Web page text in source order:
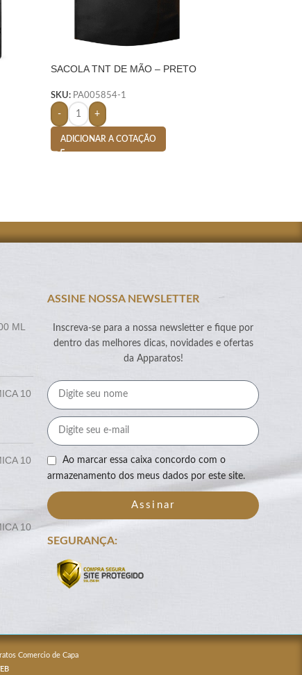
SACOLA TNT DE MÃO – PRETO
SKU: PA005854-1
- +
ADICIONAR A COTAÇÃO
ML
10
10
10
ASSINE NOSSA NEWSLETTER
Inscreva-se para a nossa newsletter e fique por
dentro das melhores dicas, novidades e ofertas
da Apparatos!
Ao marcar essa caixa concordo com o
armazenamento dos meus dados por este site.
Assinar
SEGURANÇA:
Comercio de Capa